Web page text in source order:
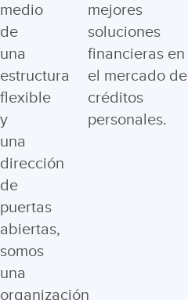
medio
de
una
estructura
flexible
y
una
dirección
de
puertas
abiertas,
somos
una
organización
mejores
soluciones
financieras en
el mercado de
créditos
personales.